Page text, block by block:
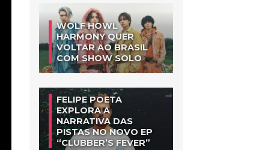
WOLF HOWL
HARMONY QUER
VOLTAR AO BRASIL
COM SHOW SOLO
FELIPE POETA
EXPLORA A
NARRATIVA DAS
PISTAS NO NOVO EP
“CLUBBER’S FEVER”